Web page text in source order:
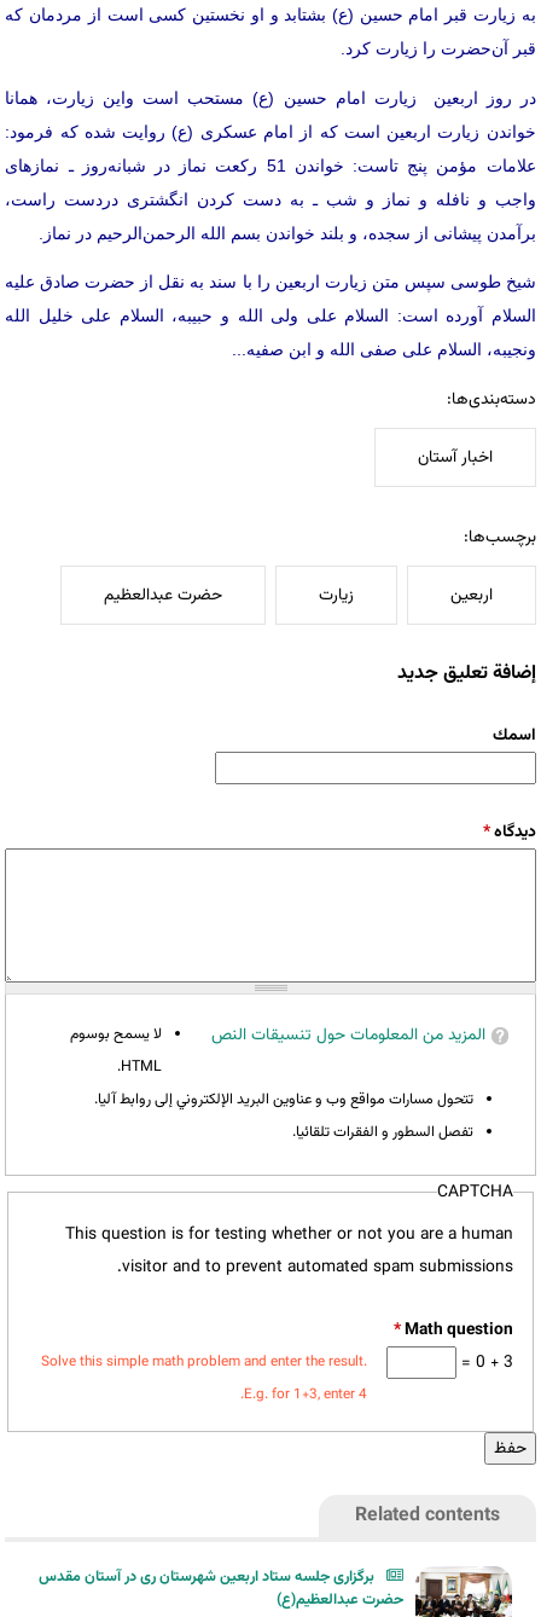
به زیارت‌ قبر امام حسین (ع‌) بشتابد و او نخستین کسی است از مردمان که
قبر آن‌حضرت را زیارت کرد.
در روز اربعین زیارت امام حسین (ع‌) مستحب است واین زیارت‌، همانا
خواندن زیارت اربعین است که از امام عسکری (ع‌) روایت ‌شده که فرمود:
علامات مؤمن پنج تاست‌: خواندن 51 رکعت نماز در شبانه‌روز ـ نمازهای
واجب و نافله و نماز و شب ـ به دست کردن انگشتری دردست راست‌،
برآمدن پیشانی از سجده‌، و بلند خواندن بسم الله الرحمن‌الرحیم در نماز.
شیخ طوسی سپس متن زیارت اربعین را با سند به نقل از حضرت صادق علیه
‌السلام آورده است‌: السلام علی ولی الله و حبیبه‌، السلام علی خلیل الله
ونجیبه‌، السلام علی صفی الله و ابن صفیه‌...
دسته‌بندی‌ها:
اخبار آستان
برچسب‌ها:
اربعین زیارت حضرت عبدالعظیم
إضافة تعليق جديد
‏اسمك ‏
‏دیدگاه ‏*
المزيد من المعلومات حول تنسيقات النص
لا يسمح بوسوم
HTML.
تتحول مسارات مواقع وب و عناوين البريد الإلكتروني إلى روابط آليا.
تفصل السطور و الفقرات تلقائيا.
CAPTCHA
This question is for testing whether or not you are a human
visitor and to prevent automated spam submissions.
*
3 + 0 =
Solve this simple math problem and enter the result.
E.g. for 1+3, enter 4.
Related contents
برگزاری جلسه ستاد اربعین شهرستان ری در آستان مقدس
حضرت عبدالعظیم(ع)